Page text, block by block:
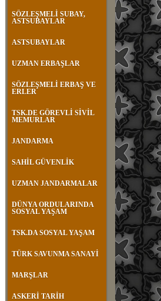
SÖZLEŞMELİ SUBAY,
ASTSUBAYLAR
ASTSUBAYLAR
UZMAN ERBAŞLAR
SÖZLEŞMELİ ERBAŞ VE
ERLER
TSK.DE GÖREVLİ SİVİL
MEMURLAR
JANDARMA
SAHİL GÜVENLİK
UZMAN JANDARMALAR
DÜNYA ORDULARINDA
SOSYAL YAŞAM
TSK.DA SOSYAL YAŞAM
TÜRK SAVUNMA SANAYİ
MARŞLAR
ASKERİ TARİH